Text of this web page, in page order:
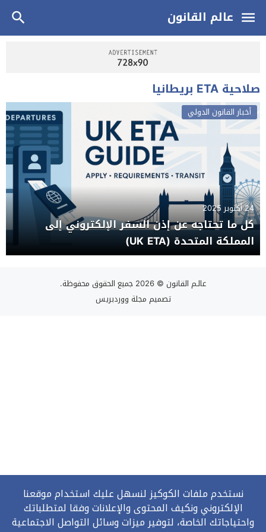
عالم القانون
صلاحية ETA بريطانيا
أخبار القانون الدولي
24 أكتوبر 2025
كل ما تحتاجه عن إذن السفر الإلكتروني إلى
المملكة المتحدة (UK ETA)
عالـم القانون © 2026 جميع الحقوق محفوظة.
تصميم مجلة ووردبريس
نستخدم ملفات الكوكيز لنسهل عليك استخدام موقعنا
الإلكتروني ونكيف المحتوى والإعلانات وفقا لمتطلباتك
واحتياجاتك الخاصة، لتوفير ميزات وسائل التواصل الاجتماعية